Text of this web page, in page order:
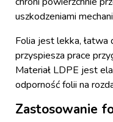
uszkodzeniami
Folia jest lekka, łatwa
przyspiesza prace
Materiał LDPE jest
odporność folii na
Zastosowanie